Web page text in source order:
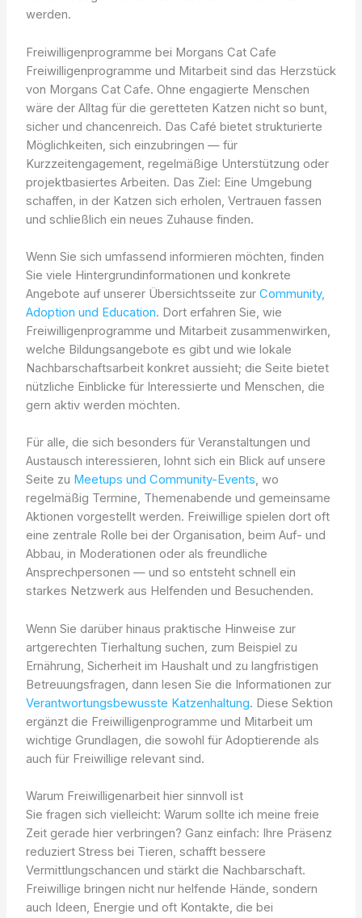
werden.
Freiwilligenprogramme bei Morgans Cat Cafe
Freiwilligenprogramme und Mitarbeit sind das Herzstück
von Morgans Cat Cafe. Ohne engagierte Menschen
wäre der Alltag für die geretteten Katzen nicht so bunt,
sicher und chancenreich. Das Café bietet strukturierte
Möglichkeiten, sich einzubringen — für
Kurzzeitengagement, regelmäßige Unterstützung oder
projektbasiertes Arbeiten. Das Ziel: Eine Umgebung
schaffen, in der Katzen sich erholen, Vertrauen fassen
und schließlich ein neues Zuhause finden.
Wenn Sie sich umfassend informieren möchten, finden
Sie viele Hintergrundinformationen und konkrete
Angebote auf unserer Übersichtsseite zur Community,
Adoption und Education. Dort erfahren Sie, wie
Freiwilligenprogramme und Mitarbeit zusammenwirken,
welche Bildungsangebote es gibt und wie lokale
Nachbarschaftsarbeit konkret aussieht; die Seite bietet
nützliche Einblicke für Interessierte und Menschen, die
gern aktiv werden möchten.
Für alle, die sich besonders für Veranstaltungen und
Austausch interessieren, lohnt sich ein Blick auf unsere
Seite zu Meetups und Community-Events, wo
regelmäßig Termine, Themenabende und gemeinsame
Aktionen vorgestellt werden. Freiwillige spielen dort oft
eine zentrale Rolle bei der Organisation, beim Auf- und
Abbau, in Moderationen oder als freundliche
Ansprechpersonen — und so entsteht schnell ein
starkes Netzwerk aus Helfenden und Besuchenden.
Wenn Sie darüber hinaus praktische Hinweise zur
artgerechten Tierhaltung suchen, zum Beispiel zu
Ernährung, Sicherheit im Haushalt und zu langfristigen
Betreuungsfragen, dann lesen Sie die Informationen zur
Verantwortungsbewusste Katzenhaltung. Diese Sektion
ergänzt die Freiwilligenprogramme und Mitarbeit um
wichtige Grundlagen, die sowohl für Adoptierende als
auch für Freiwillige relevant sind.
Warum Freiwilligenarbeit hier sinnvoll ist
Sie fragen sich vielleicht: Warum sollte ich meine freie
Zeit gerade hier verbringen? Ganz einfach: Ihre Präsenz
reduziert Stress bei Tieren, schafft bessere
Vermittlungschancen und stärkt die Nachbarschaft.
Freiwillige bringen nicht nur helfende Hände, sondern
auch Ideen, Energie und oft Kontakte, die bei